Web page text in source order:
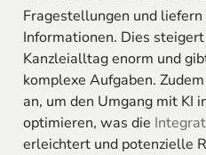
Fragestellungen und
Informationen. Dies
Kanzleialltag enorm und
komplexe Aufgaben.
an, um den Umgang mit KI
optimieren, was die
erleichtert und potenzielle